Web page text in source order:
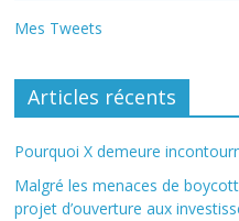
Mes Tweets
Articles récents
Pourquoi X demeure
Malgré les menaces de
projet d’ouverture aux